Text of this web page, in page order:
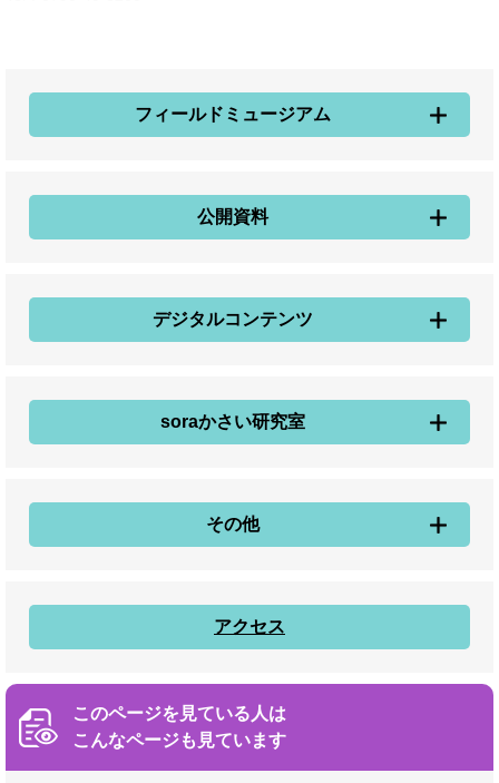
フィールドミュージアム
公開資料
デジタルコンテンツ
soraかさい研究室
その他
アクセス
このページを見ている人は
こんなページも見ています